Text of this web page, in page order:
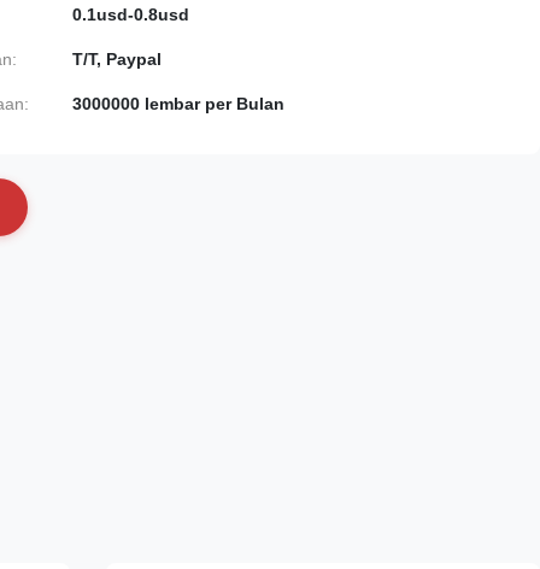
0.1usd-0.8usd
T/T, Paypal
3000000 lembar per Bulan